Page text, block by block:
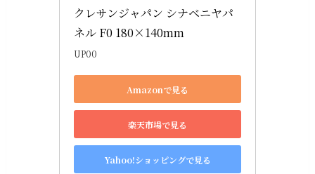
クレサンジャパン シナベニヤパ
ネル F0 180×140mm
UP00
Amazonで見る
楽天市場で見る
Yahoo!ショッピングで見る